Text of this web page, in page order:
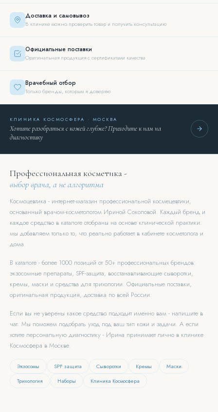
Доставка и самовывоз
В клинике можно проверить товар и получить консультацию
Официальные поставки
Оригинальная продукция с сертификатами качества
Врачебный отбор
Только бренды, которым я доверяю
КЛИНИКА КОСМОСФЕРА · МОСКВА
Хотите разобраться с кожей глубже? Приходите к нам на
диагностику
Профессиональная косметика -
выбор врача, а не алгоритма
Космоцевтика - интернет-магазин профессиональной космецевтики,
основанный врачом-косметологом Ириной Соколовой. Каждый бренд и
каждое средство в каталоге отобраны на основе клинической практики:
мы добавляем только то, что реально работает в кабинете косметолога и
дома.
В каталоге - более 1000 позиций от 50+ профессиональных брендов:
экзосомные препараты, SPF-защита, восстанавливающие сыворотки,
кремы, маски и средства для трихологии. Официальные поставки,
оригинальная продукция, доставка по всей России.
Если вы не уверены какое средство подходит именно вам - напишите в
чат. Мы поможем подобрать уход под ваш тип кожи и задачи. А если
хотите персональную диагностику - Ирина принимает лично в клинике
Космосфера в Москве.
Экзосомы SPF защита Сыворотки Кремы
Маски
Трихология
Наборы Клиника Космосфера